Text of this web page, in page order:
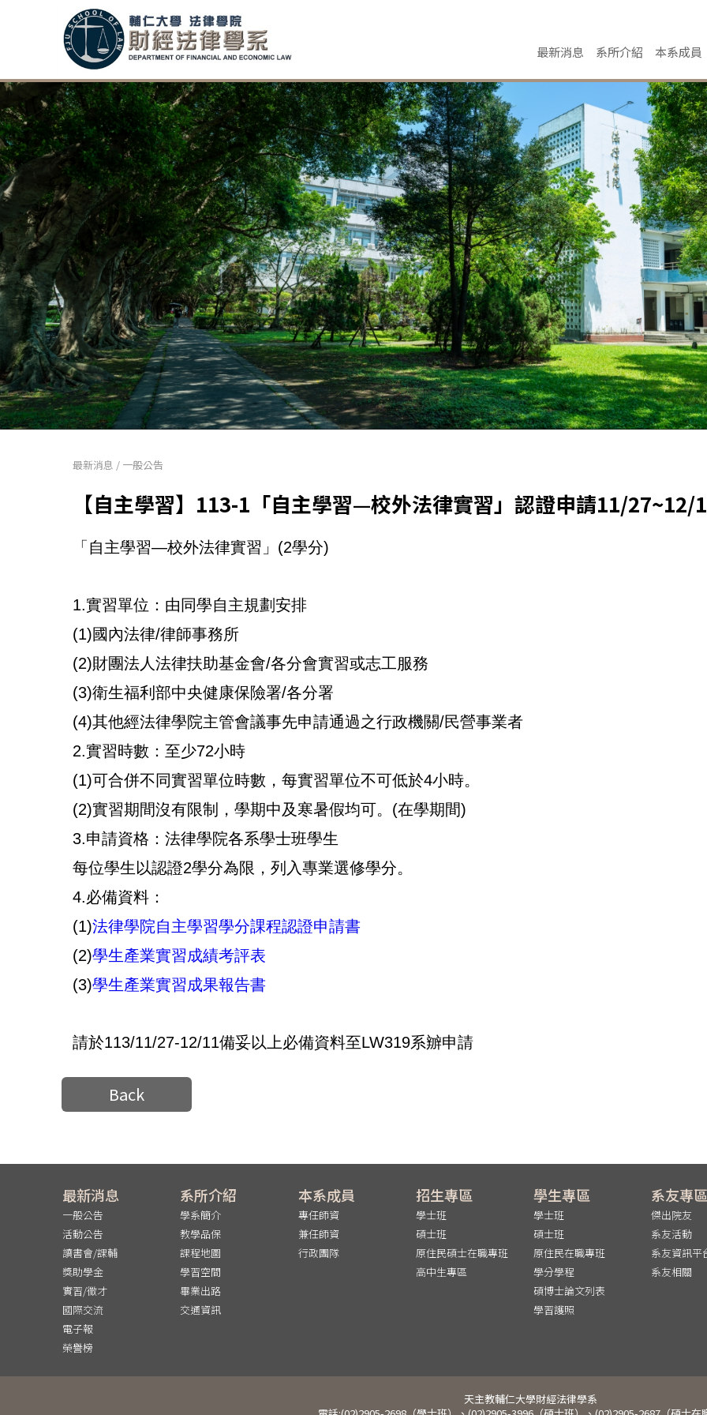
最新消息 系所介紹 本系成員
最新消息 / 一般公告
【自主學習】113-1「自主學習—校外法律實習」認證申請11/27~12/
「自主學習—校外法律實習」(2學分)
1.實習單位：由同學自主規劃安排
(1)國內法律/律師事務所
(2)財團法人法律扶助基金會/各分會實習或志工服務
(3)衛生福利部中央健康保險署/各分署
(4)其他經法律學院主管會議事先申請通過之行政機關/民營事業者
2.實習時數：至少72小時
(1)可合併不同實習單位時數，每實習單位不可低於4小時。
(2)實習期間沒有限制，學期中及寒暑假均可。(在學期間)
3.申請資格：法律學院各系學士班學生
每位學生以認證2學分為限，列入專業選修學分。
4.必備資料：
(1)法律學院自主學習學分課程認證申請書
(2)學生產業實習成績考評表
(3)學生產業實習成果報告書
請於113/11/27-12/11備妥以上必備資料至LW319系辧申請
Back
最新消息
一般公告
活動公告
讀書會/課輔
獎助學金
實習/徵才
國際交流
電子報
榮譽榜
系所介紹
學系簡介
教學品保
課程地圖
學習空間
畢業出路
交通資訊
本系成員
專任師資
兼任師資
行政團隊
招生專區
學士班
碩士班
原住民碩士在職專班
高中生專區
學生專區
學士班
碩士班
原住民在職專班
學分學程
碩博士論文列表
學習護照
系友專
傑出院友
系友活動
系友資訊平
系友相關
天主教輔仁大學財經法律學系